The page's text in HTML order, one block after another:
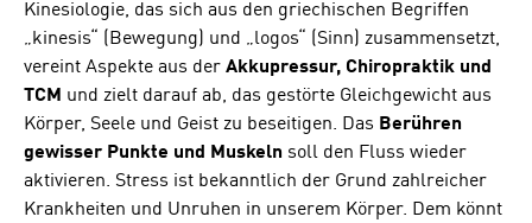
Kinesiologie, das sich aus den griechischen Begriffen
„kinesis“ (Bewegung) und „logos“ (Sinn) zusammensetzt,
vereint Aspekte aus der Akkupressur, Chiropraktik und
TCM und zielt darauf ab, das gestörte Gleichgewicht aus
Körper, Seele und Geist zu beseitigen. Das Berühren
gewisser Punkte und Muskeln soll den Fluss wieder
aktivieren. Stress ist bekanntlich der Grund zahlreicher
Krankheiten und Unruhen in unserem Körper. Dem könnt